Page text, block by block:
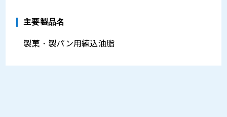
主要製品名
製菓・製パン用練込油脂